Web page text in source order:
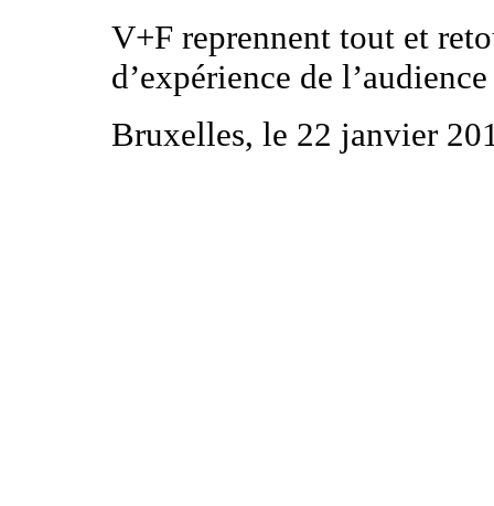
V+F reprennent tout et
d’expérience de
Bruxelles, le 22 janvier